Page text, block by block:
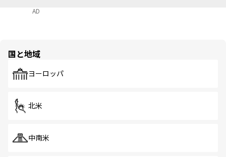
AD
国と地域
ヨーロッパ
北米
中南米